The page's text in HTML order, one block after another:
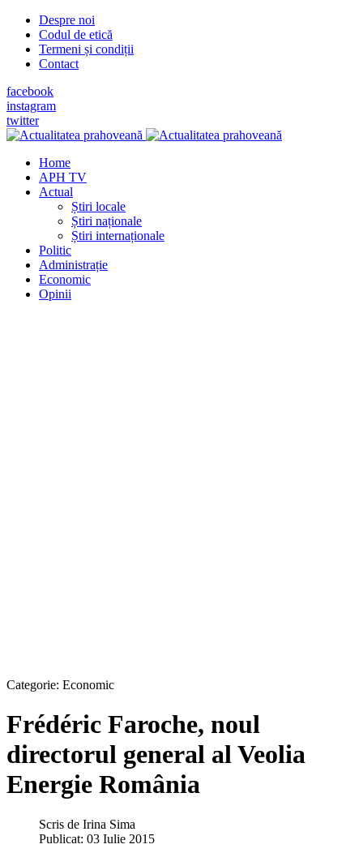
Despre noi
Codul de etică
Termeni și condiții
Contact
facebook
instagram
twitter
Home
APH TV
Actual
Știri locale
Știri naționale
Știri internaționale
Politic
Administrație
Economic
Opinii
Categorie: Economic
Frédéric Faroche, noul
directorul general al Veolia
Energie România
Scris de Irina Sima
Publicat: 03 Iulie 2015